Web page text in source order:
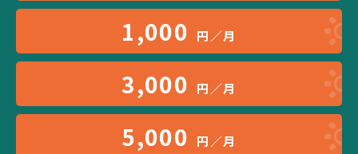
1,000 円／月
3,000 円／月
5,000 円／月